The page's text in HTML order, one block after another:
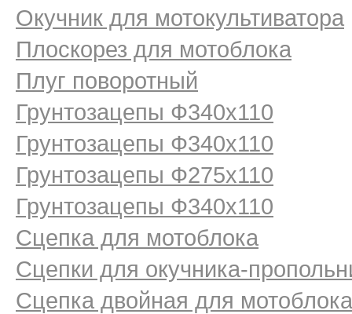
Окучник для мотокультиватора
Плоскорез для мотоблока
Плуг поворотный
Грунтозацепы Ф340х110
Грунтозацепы Ф340х110
Грунтозацепы Ф275х110
Грунтозацепы Ф340х110
Сцепка для мотоблока
Сцепки для окучника-
Сцепка двойная для мотоблока